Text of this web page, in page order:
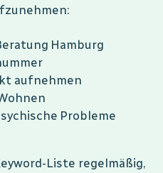
Hamburg
aufnehmen
Probleme
Liste regelmäßig,